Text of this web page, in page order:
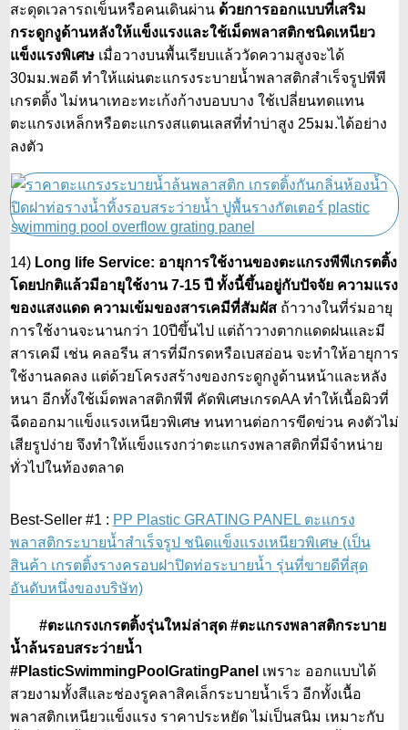
สะดุดเวลารถเข็นหรือคนเดินผ่าน ด้วยการออกแบบที่เสริม
กระดูกงูด้านหลังให้แข็งแรงและใช้เม็ดพลาสติกชนิดเหนียว
แข็งแรงพิเศษ เมื่อวางบนพื้นเรียบแล้ววัดความสูงจะได้
30มม.พอดี ทำให้แผ่นตะแกรงระบายน้ำพลาสติกสำเร็จรูปพีพี
เกรตติ้ง ไม่หนาเทอะทะเก้งก้างบอบบาง ใช้เปลี่ยนทดแทน
ตะแกรงเหล็กหรือตะแกรงสแตนเลสที่ทำบ่าสูง 25มม.ได้อย่าง
ลงตัว
14) Long life Service: อายุการใช้งานของตะแกรงพีพีเกรตติ้ง
โดยปกติแล้วมีอายุใช้งาน 7-15 ปี ทั้งนี้ขึ้นอยู่กับปัจจัย ความแรง
ของแสงแดด ความเข้มของสารเคมีที่สัมผัส ถ้าวางในที่ร่มอายุ
การใช้งานจะนานกว่า 10ปีขึ้นไป แต่ถ้าวางตากแดดฝนและมี
สารเคมี เช่น คลอรีน สารที่มีกรดหรือเบสอ่อน จะทำให้อายุการ
ใช้งานลดลง แต่ด้วยโครงสร้างของกระดูกงูด้านหน้าและหลัง
หนา อีกทั้งใช้เม็ดพลาสติกพีพี คัดพิเศษเกรดAA ทำให้เนื้อผิวที่
ฉีดออกมาแข็งแรงเหนียวพิเศษ ทนทานต่อการขีดข่วน คงตัวไม่
เสียรูปง่าย จึงทำให้แข็งแรงกว่าตะแกรงพลาสติกที่มีจำหน่าย
ทั่วไปในท้องตลาด
Best-Seller #1 : PP Plastic GRATING PANEL ตะแกรง
พลาสติกระบายน้ำสำเร็จรูป ชนิดแข็งแรงเหนียวพิเศษ (เป็น
สินค้า เกรตติ้งรางครอบฝาปิดท่อระบายน้ำ รุ่นที่ขายดีที่สุด
อันดับหนึ่งของบริษัท)
#ตะแกรงเกรตติ้งรุ่นใหม่ล่าสุด #ตะแกรงพลาสติกระบาย
น้ำล้นรอบสระว่ายน้ำ
#PlasticSwimmingPoolGratingPanel เพราะ ออกแบบได้
สวยงามทั้งสีและช่องรูคลาสิคเล็กระบายน้ำเร็ว อีกทั้งเนื้อ
พลาสติกเหนียวแข็งแรง ราคาประหยัด ไม่เป็นสนิม เหมาะกับ